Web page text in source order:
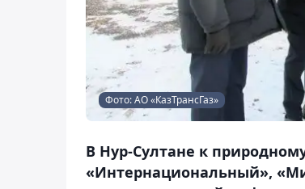
Фото: АО «КазТрансГаз»
В Нур-Султане к
«Интернациональный»,